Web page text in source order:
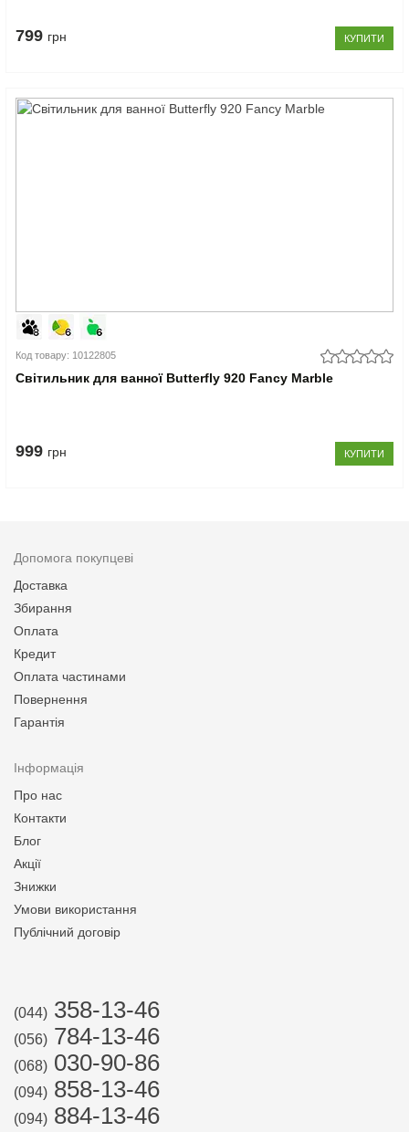
799 грн КУПИТИ
Код товару: 10122805
Світильник для ванної Butterfly 920 Fancy Marble
999 грн КУПИТИ
Допомога покупцеві
Доставка
Збирання
Оплата
Кредит
Оплата частинами
Повернення
Гарантія
Інформація
Про нас
Контакти
Блог
Акції
Знижки
Умови використання
Публічний договір
(044) 358-13-46
(056) 784-13-46
(068) 030-90-86
(094) 858-13-46
(094) 884-13-46